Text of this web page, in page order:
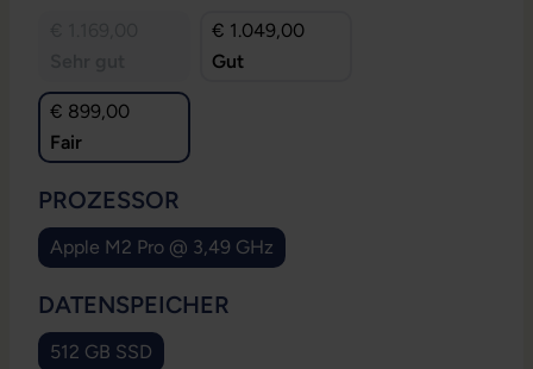
€ 1.049,00
Gut
€ 899,00
Fair
PROZESSOR
Apple M2 Pro @ 3,49 GHz
DATENSPEICHER
512 GB SSD